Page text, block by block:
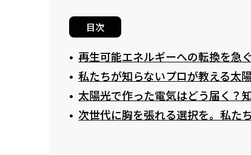
目次
再生可能エネルギーへの転換を急
私たちが知らないプロが教える太
太陽光で作った電気はどう届く？
次世代に胸を張れる選択を。私た